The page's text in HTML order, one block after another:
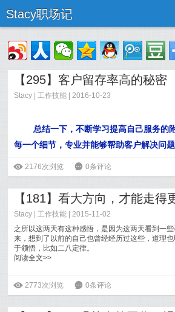
Stacy职场记
【295】客户留存率高的秘密
Stacy |工作技能 | 2016-10-23
总结一下，不断学习提高自己服务的
每一个细节，专业并能够帮助客户解决问题
阅读全文>>
ė 2176次浏览 6 0条评论
【181】看大方向，才能走得
Stacy |工作技能 | 2015-11-02
之所以这两天有这种感悟，是因为这两天看到一
来，想到了以前的自己也曾经经历过这些，道理
于领悟，比如二八定律。
阅读全文>>
ė 2773次浏览 6 0条评论